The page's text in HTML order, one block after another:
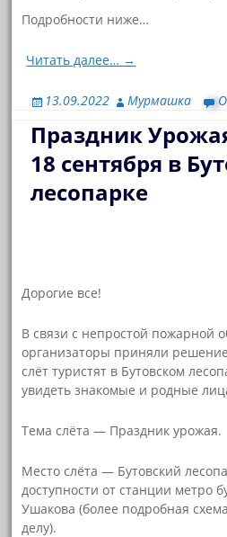
Подробности ниже…
Читать далее… →
13.09.2022 Мурмашка
Праздник
18 сентября в
лесопарке
Дорогие все!
В связи с непростой пожарной
организаторы приняли
слёт туристят в Бутовском
увидеть знакомые и родные
Тема слёта — Праздник урожая.
Место слёта — Бутовский
доступности от станции метро
Ушакова (более подробная
делу).